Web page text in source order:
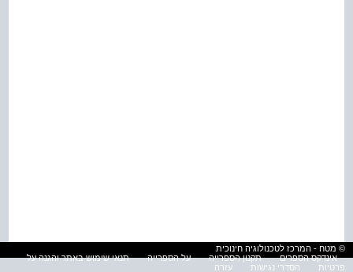
© מטח - המרכז לטכנולוגיה חינוכית
אינדקס הספרים
תקנון הספרייה על הספרייה
תנאי שימוש באתר והגנה על
פרטיות
הסדרי נגישות עזרה